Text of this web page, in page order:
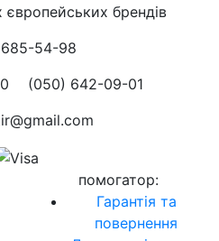
європейських брендів
54-98
(050) 642-09-01
помогатор:
Гарантія та
повернення